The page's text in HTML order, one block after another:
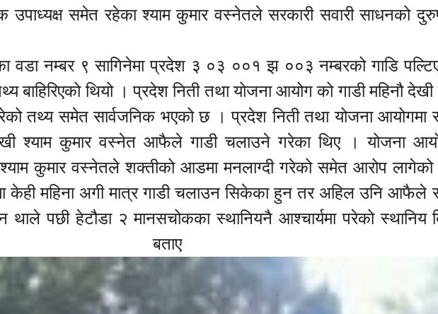
उपाध्यक्ष समेत रहेका श्याम कुमार वस्नेतले सरकारी सवारी साधनको
वडा नम्बर ९ सागिनेमा प्रदेश ३ ०३ ००१ झ ००३ नम्बरको गाडि
बाहिरिएको थियो । प्रदेश निती तथा योजना आयोग को गाडी महिनौ देखी
तथ्य समेत सार्वजनिक भएको छ । प्रदेश निती तथा योजना आयोगमा
श्याम कुमार वस्नेत आफैले गाडी चलाउने गरेका थिए । योजना
कुमार वस्नेतले शक्तीको आडमा मनलाग्दी गरेको समेत आरोप
केही महिना अगी मात्र गाडी चलाउन सिकेका हुन तर अहिल उनि आफैले
पछी हेटौडा २ मानसचोकका स्थानियनै आश्चार्यमा परेको स्थानिय
बताए